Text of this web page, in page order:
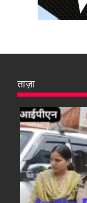
ताज़ा